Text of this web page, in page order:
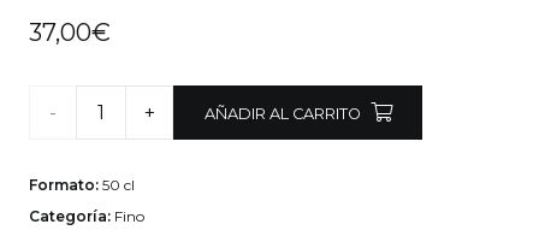
37,00€
Franciscano AÑADIR AL CARRITO
Formato: 50 cl
Categoría: Fino